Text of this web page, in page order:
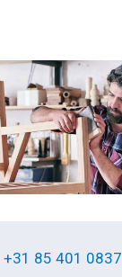
+31 85 401 0837